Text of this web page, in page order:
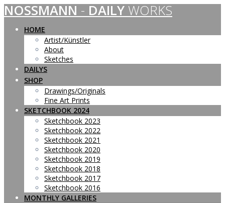
Skip
to
content
NOSSMANN - DAILY WORKS
HOME
Artist/Künstler
About
Sketches
DAILYS
SHOP
Drawings/Originals
Fine Art Prints
SKETCHBOOK 2024
Sketchbook 2023
Sketchbook 2022
Sketchbook 2021
Sketchbook 2020
Sketchbook 2019
Sketchbook 2018
Sketchbook 2017
Sketchbook 2016
MONTHLY GALLERIES